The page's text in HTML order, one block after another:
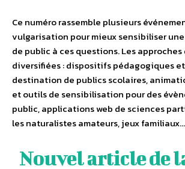
Ce numéro rassemble plusieurs
vulgarisation pour mieux sensibiliser
de public à ces questions. Les
diversifiées : dispositifs pédagogiques
destination de publics scolaires,
et outils de sensibilisation pour des
public, applications web de sciences
les naturalistes amateurs, jeux familiaux…
Nouvel article de